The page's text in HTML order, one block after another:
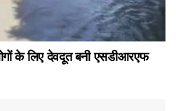
के लिए देवदूत बनी एसडीआरएफ